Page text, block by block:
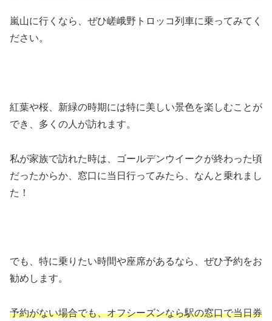
嵐山に行くなら、ぜひ嵯峨野トロッコ列車に乗ってみてく
ださい。
紅葉や桜、新緑の時期には特に美しい景色を楽しむことが
でき、多くの人が訪れます。
私が家族で訪れた時は、ゴールデンウイークが終わった頃
だったからか、窓口に当日行ってみたら、なんと乗れまし
た！
でも、特に乗りたい時間や座席があるなら、ぜひ予約をお
勧めします。
予約がない場合でも、オフシーズンなら駅の窓口で当日券